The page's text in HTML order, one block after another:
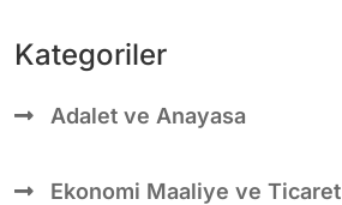
Kategoriler
Adalet ve Anayasa
Ekonomi Maaliye ve Ticaret